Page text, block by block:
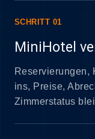
SCHRITT 01
MiniHotel
Reservierungen,
ins, Preise,
Zimmerstatus